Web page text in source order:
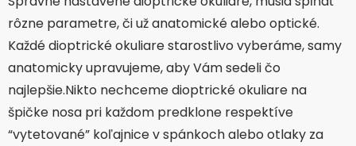
rôzne parametre, či už anatomické alebo optické.
Každé dioptrické okuliare starostlivo vyberáme, samy
anatomicky upravujeme, aby Vám sedeli čo
najlepšie.Nikto nechceme dioptrické okuliare na
špičke nosa pri každom predklone respektíve
“vytetované” koľajnice v spánkoch alebo otlaky za